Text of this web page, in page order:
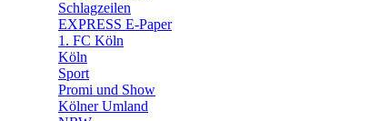
🛒 Shoppingwelt
🧩 Spiele
Schlagzeilen
EXPRESS E-Paper
1. FC Köln
Köln
Sport
Promi und Show
Kölner Umland